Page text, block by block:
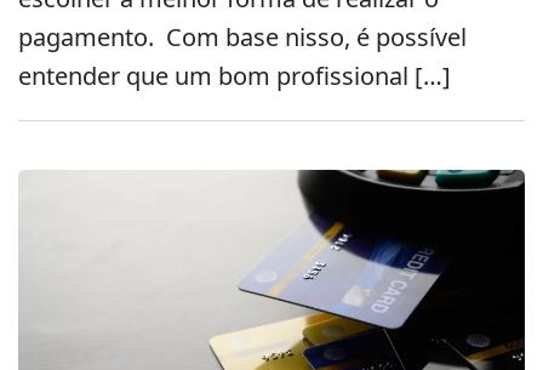
pagamento. Com base nisso, é possível
entender que um bom profissional […]